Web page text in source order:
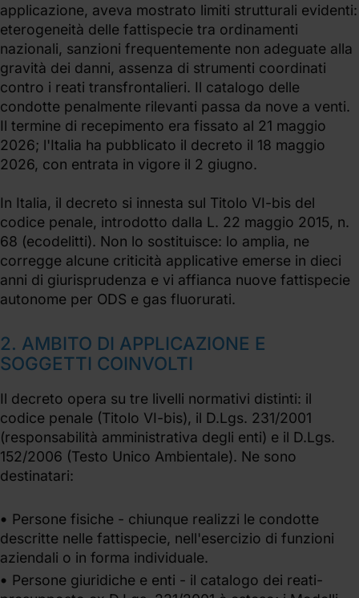
applicazione, aveva mostrato limiti strutturali evidenti:
eterogeneità delle fattispecie tra ordinamenti
nazionali, sanzioni frequentemente non adeguate alla
gravità dei danni, assenza di strumenti coordinati
contro i reati transfrontalieri. Il catalogo delle
condotte penalmente rilevanti passa da nove a venti.
Il termine di recepimento era fissato al 21 maggio
2026; l'Italia ha pubblicato il decreto il 18 maggio
2026, con entrata in vigore il 2 giugno.
In Italia, il decreto si innesta sul Titolo VI-bis del
codice penale, introdotto dalla L. 22 maggio 2015, n.
68 (ecodelitti). Non lo sostituisce: lo amplia, ne
corregge alcune criticità applicative emerse in dieci
anni di giurisprudenza e vi affianca nuove fattispecie
autonome per ODS e gas fluorurati.
2. AMBITO DI APPLICAZIONE E
SOGGETTI COINVOLTI
Il decreto opera su tre livelli normativi distinti: il
codice penale (Titolo VI-bis), il D.Lgs. 231/2001
(responsabilità amministrativa degli enti) e il D.Lgs.
152/2006 (Testo Unico Ambientale). Ne sono
destinatari:
Persone fisiche - chiunque realizzi le condotte
descritte nelle fattispecie, nell'esercizio di funzioni
aziendali o in forma individuale.
Persone giuridiche e enti - il catalogo dei reati-